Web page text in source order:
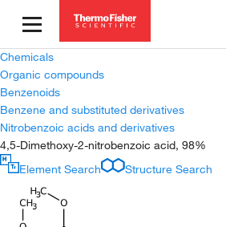
Chemicals
Organic compounds
Benzenoids
Benzene and substituted derivatives
Nitrobenzoic acids and derivatives
4,5-Dimethoxy-2-nitrobenzoic acid, 98%
Element Search
Structure Search